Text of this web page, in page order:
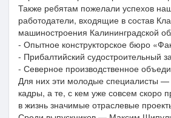
Также ребятам пожелали успехов
работодатели, входящие в состав
машиностроения Калининградской
- Опытное конструкторское бюро
- Прибалтийский судостроительный
- Северное производственное
Для них эти молодые специалисты
кадры, а те, с кем уже совсем скоро
в жизнь значимые отраслевые